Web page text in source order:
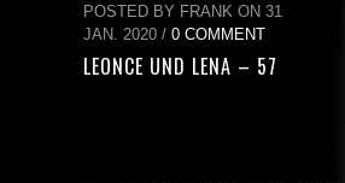
POSTED BY FRANK ON 31
JAN. 2020 / 0 COMMENT
LEONCE UND LENA – 57